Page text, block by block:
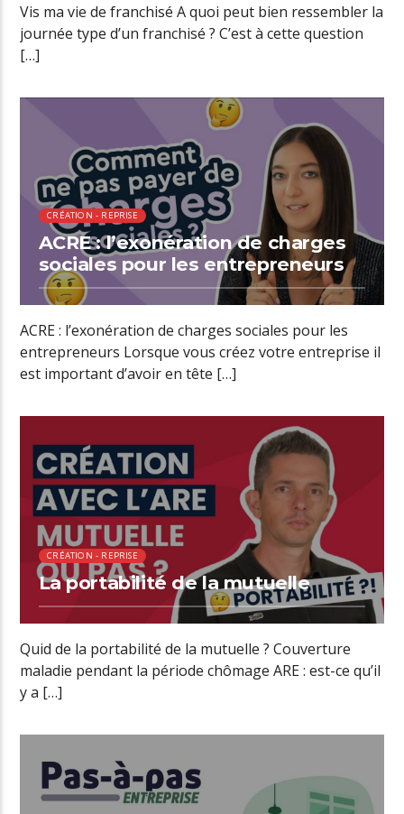
Vis ma vie de franchisé A quoi peut bien ressembler la
journée type d’un franchisé ? C’est à cette question
[…]
CRÉATION - REPRISE
ACRE : l’exonération de charges
sociales pour les entrepreneurs
ACRE : l’exonération de charges sociales pour les
entrepreneurs Lorsque vous créez votre entreprise il
est important d’avoir en tête […]
00:31 READ TIME
CRÉATION - REPRISE
La portabilité de la mutuelle
Quid de la portabilité de la mutuelle ? Couverture
maladie pendant la période chômage ARE : est-ce qu’il
y a […]
00:32 READ TIME